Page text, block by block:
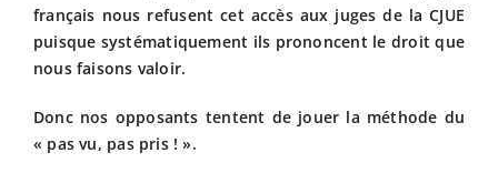
français nous refusent cet accès aux juges de la CJUE
puisque systématiquement ils prononcent le droit que
nous faisons valoir.
Donc nos opposants tentent de jouer la méthode du
« pas vu, pas pris ! ».